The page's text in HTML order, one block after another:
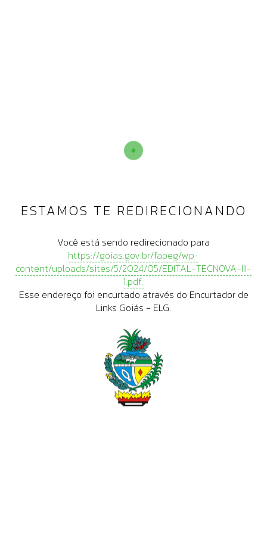
ESTAMOS TE REDIRECIONANDO
Você está sendo redirecionado para
https://goias.gov.br/fapeg/wp-
content/uploads/sites/5/2024/05/EDITAL-TECNOVA-III-
1.pdf.
Esse endereço foi encurtado através do Encurtador de
Links Goiás - ELG.